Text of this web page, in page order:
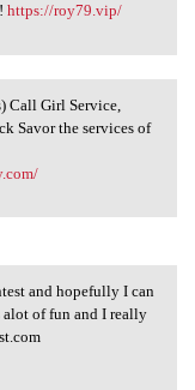
https://roy79.vip/
Call Girl Service,
Savor the services of
and hopefully I can
alot of fun and I really